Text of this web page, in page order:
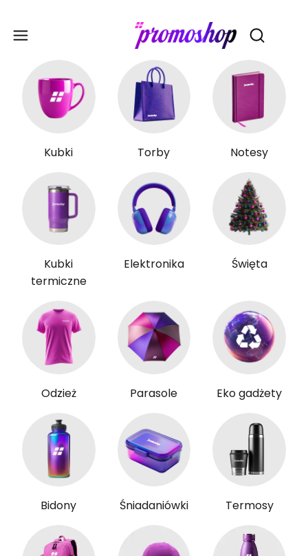
Otwórz
Kubki Torby Notesy
Kubki
termiczne
Elektronika Święta
Odzież Parasole Eko gadżety
Bidony Śniadaniówki Termosy